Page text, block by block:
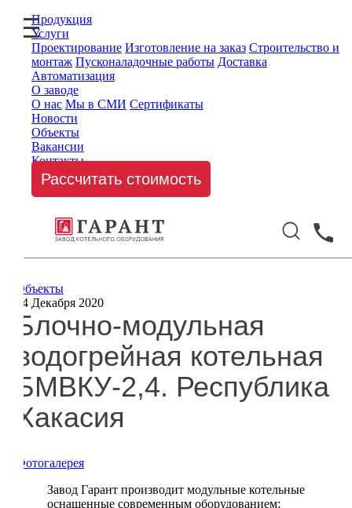
Продукция
Услуги
Проектирование Изготовление на заказ Строительство и
монтаж Пусконаладочные работы Доставка
Автоматизация
О заводе
О нас Мы в СМИ Сертификаты
Новости
Объекты
Вакансии
Контакты
Рассчитать стоимость
Объекты
04 Декабря 2020
Блочно-модульная
водогрейная котельная
БМВКУ-2,4. Республика
Хакасия
Фотогалерея
Завод Гарант производит модульные котельные
оснащенные современным оборудованием: